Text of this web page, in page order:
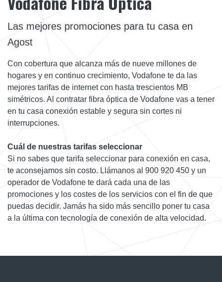
Las mejores promociones para tu casa en
Agost
Con cobertura que alcanza más de nueve millones de
hogares y en continuo crecimiento, Vodafone te da las
mejores tarifas de internet con hasta trescientos MB
simétricos. Al contratar fibra óptica de Vodafone vas a tener
en tu casa conexión estable y segura sin cortes ni
interrupciones.
Cuál de nuestras tarifas seleccionar
Si no sabes que tarifa seleccionar para conexión en casa,
te aconsejamos sin costo. Llámanos al 900 920 450 y un
operador de Vodafone te dará cada una de las
promociones y los costes de los servicios con el fin de que
puedas decidir. Jamás ha sido más sencillo poner tu casa
a la última con tecnología de conexión de alta velocidad.